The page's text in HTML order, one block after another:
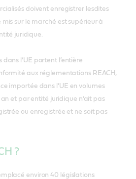
doivent enregistrer lesdites
mis sur le marché est supérieur à
juridique.
l’UE portent l’entière
aux réglementations REACH,
importée dans l’UE en volumes
et par entité juridique n’ait pas
ou enregistrée et ne soit pas
?
environ 40 législations